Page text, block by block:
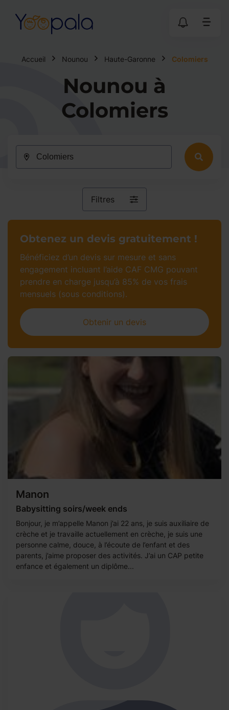
Accueil Nounou Haute-Garonne Colomiers
Nounou à
Colomiers
Filtres
Manon
Babysitting soirs/week ends
Bonjour, je m’appelle Manon j’ai 22 ans, je suis auxiliaire de
crèche et je travaille actuellement en crèche, je suis une
personne calme, douce, à l’écoute de l’enfant et des
parents, j’aime proposer des activités. J’ai un CAP petite
enfance et également un diplôme...
Obtenez un devis gratuitement !
Bénéficiez d’un devis sur mesure et sans
engagement incluant l’aide CAF CMG pouvant
prendre en charge jusqu’à 85% de vos frais
mensuels (sous conditions).
Obtenir un devis